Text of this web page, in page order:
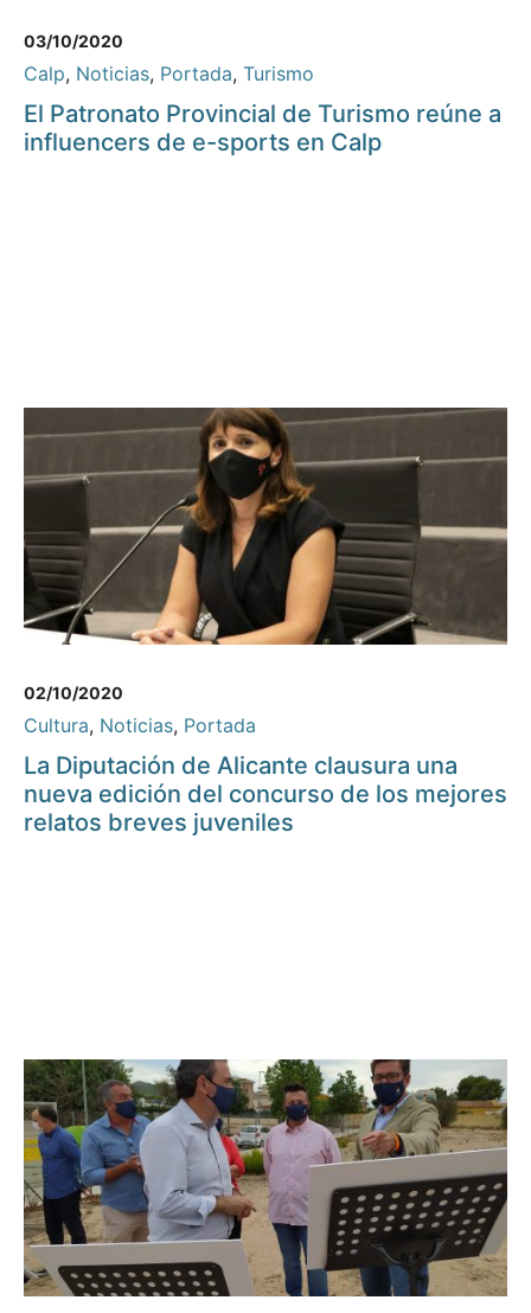
03/10/2020
Calp, Noticias, Portada, Turismo
El Patronato Provincial de Turismo reúne a
influencers de e-sports en Calp
02/10/2020
Cultura, Noticias, Portada
La Diputación de Alicante clausura una
nueva edición del concurso de los mejores
relatos breves juveniles